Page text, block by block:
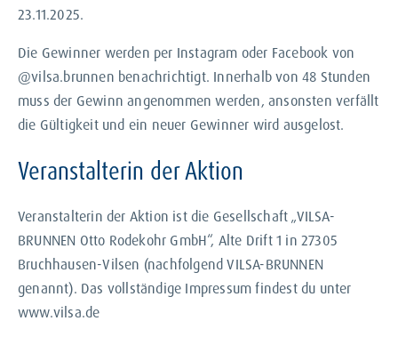
23.11.2025.
Die Gewinner werden per Instagram oder Facebook von
@vilsa.brunnen benachrichtigt. Innerhalb von 48 Stunden
muss der Gewinn angenommen werden, ansonsten verfällt
die Gültigkeit und ein neuer Gewinner wird ausgelost.
Veranstalterin der Aktion
Veranstalterin der Aktion ist die Gesellschaft „VILSA-
BRUNNEN Otto Rodekohr GmbH“, Alte Drift 1 in 27305
Bruchhausen-Vilsen (nachfolgend VILSA-BRUNNEN
genannt). Das vollständige Impressum findest du unter
www.vilsa.de